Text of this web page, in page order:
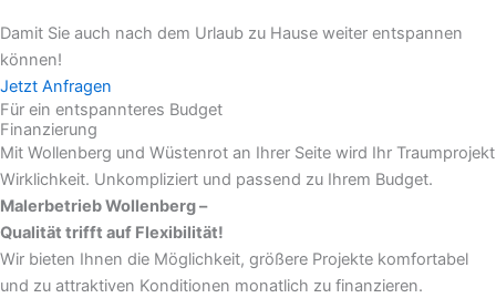
Damit Sie auch nach dem Urlaub zu Hause weiter entspannen
können!
Jetzt Anfragen
Für ein entspannteres Budget
Finanzierung
Mit Wollenberg und Wüstenrot an Ihrer Seite wird Ihr Traumprojekt
Wirklichkeit. Unkompliziert und passend zu Ihrem Budget.
Malerbetrieb Wollenberg –
Qualität trifft auf Flexibilität!
Wir bieten Ihnen die Möglichkeit, größere Projekte komfortabel
und zu attraktiven Konditionen monatlich zu finanzieren.